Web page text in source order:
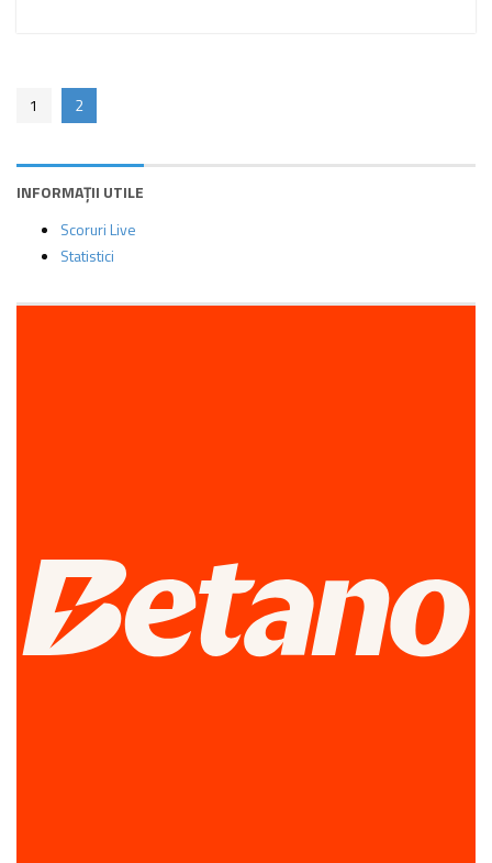
1 2
INFORMAȚII UTILE
Scoruri Live
Statistici